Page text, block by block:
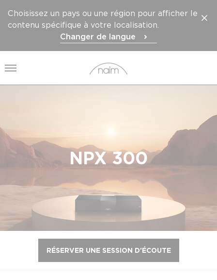
Choisissez un pays ou une région pour afficher le
contenu spécifique à votre localisation.
Changer de langue
Ouvrir le menu
NPX 300
RÉSERVER UNE SESSION D'ÉCOUTE